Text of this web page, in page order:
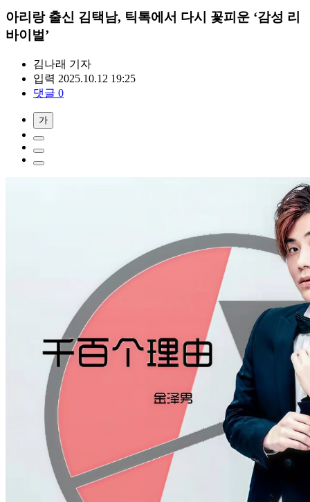
아리랑 출신 김택남, 틱톡에서 다시 꽃피운 ‘감성 리
바이벌’
김나래 기자
입력 2025.10.12 19:25
댓글 0
가